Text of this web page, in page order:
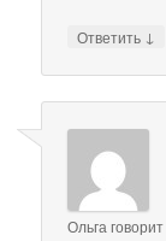
Ответить ↓
Ольга говорит